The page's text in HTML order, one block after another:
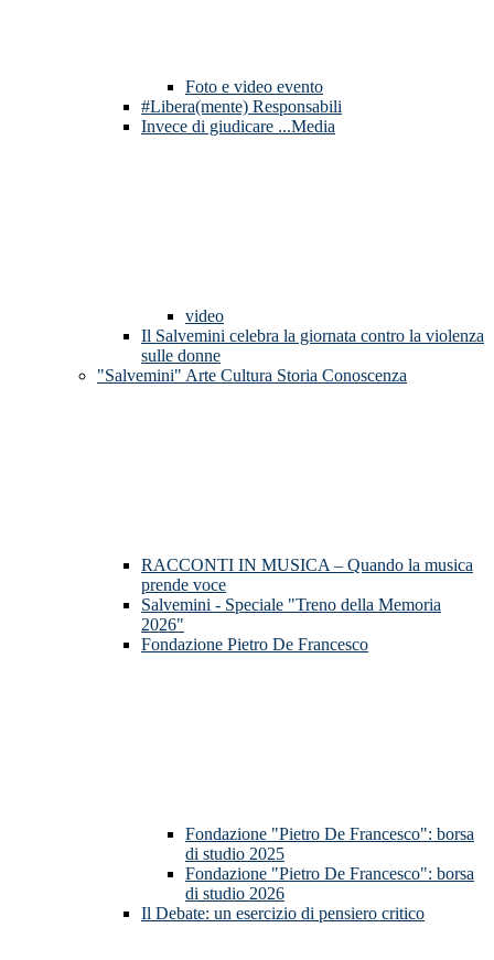
Foto e video evento
#Libera(mente) Responsabili
Invece di giudicare ...Media
video
Il Salvemini celebra la giornata contro la violenza
sulle donne
"Salvemini" Arte Cultura Storia Conoscenza
RACCONTI IN MUSICA – Quando la musica
prende voce
Salvemini - Speciale "Treno della Memoria
2026"
Fondazione Pietro De Francesco
Fondazione "Pietro De Francesco": borsa
di studio 2025
Fondazione "Pietro De Francesco": borsa
di studio 2026
Il Debate: un esercizio di pensiero critico